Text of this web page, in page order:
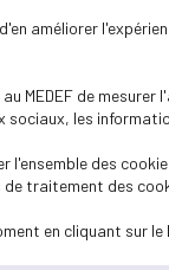
améliorer
MEDEF de
sociaux, les
l'ensemble des
traitement des
en cliquant sur le